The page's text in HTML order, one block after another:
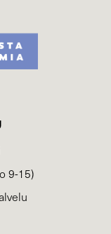
9-15)